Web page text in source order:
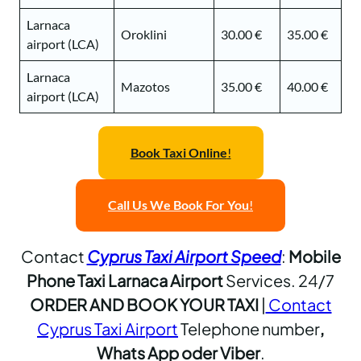
Larnaca
airport (LCA)
Oroklini 30.00 € 35.00 €
Larnaca
airport (LCA)
Mazotos 35.00 € 40.00 €
Book Taxi Online!
Call UsWe Book For You!
Contact Cyprus Taxi Airport Speed: Mobile
Phone Taxi Larnaca AirportServices. 24/7
ORDER AND BOOK YOUR TAXI| Contact
Cyprus Taxi AirportTelephone number,
Whats App oder Viber.